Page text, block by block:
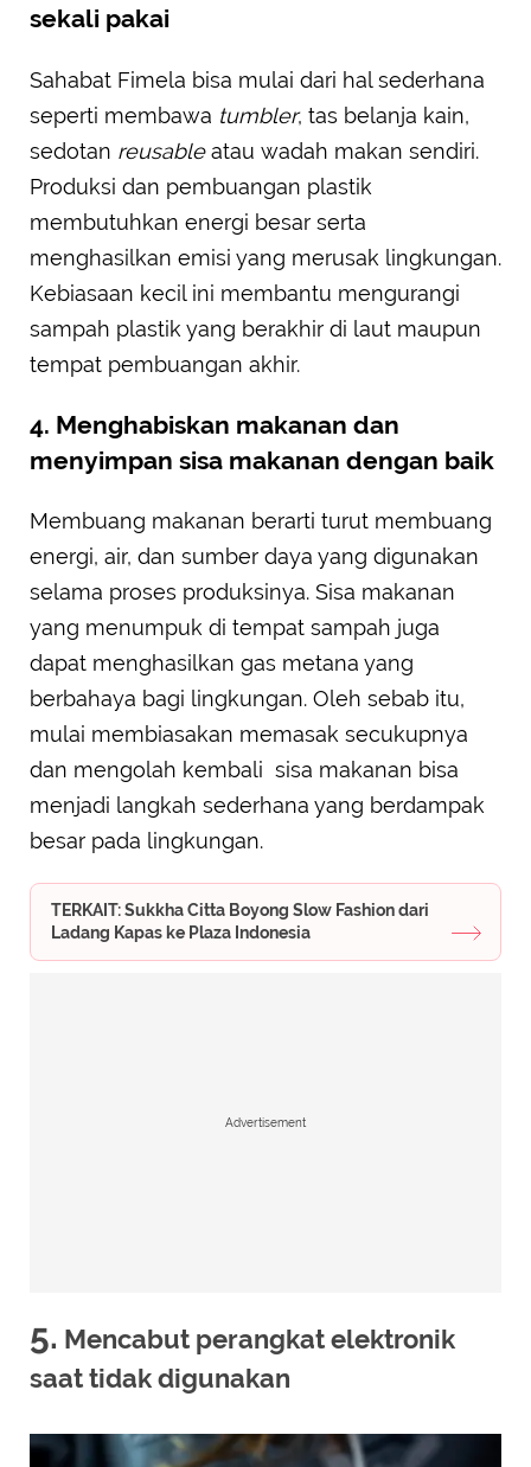
sekali pakai
Sahabat Fimela bisa mulai dari hal sederhana
seperti membawa tumbler, tas belanja kain,
sedotan reusableatau wadah makan sendiri.
Produksi dan pembuangan plastik
membutuhkan energi besar serta
menghasilkan emisi yang merusak lingkungan.
Kebiasaan kecil ini membantu mengurangi
sampah plastik yang berakhir di laut maupun
tempat pembuangan akhir.
4. Menghabiskan makanan dan
menyimpan sisa makanan dengan baik
Membuang makanan berarti turut membuang
energi, air, dan sumber daya yang digunakan
selama proses produksinya. Sisa makanan
yang menumpuk di tempat sampah juga
dapat menghasilkan gas metana yang
berbahaya bagi lingkungan. Oleh sebab itu,
mulai membiasakan memasak secukupnya
dan mengolah kembali sisa makanan bisa
menjadi langkah sederhana yang berdampak
besar pada lingkungan.
TERKAIT: Sukkha Citta Boyong Slow Fashion dari
Ladang Kapas ke Plaza Indonesia
Advertisement
5. Mencabut perangkat elektronik
saat tidak digunakan